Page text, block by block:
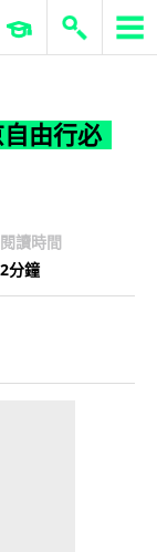
ERP 與商業 AI
由行必
閱讀時間
2分鐘